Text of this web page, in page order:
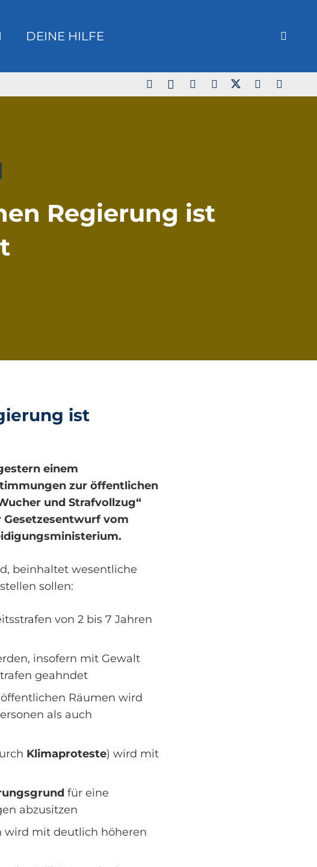
DEINE HILFE
Regierung ist
ist
einem
zur öffentlichen
und Strafvollzug“
Gesetzesentwurf vom
beinhaltet wesentliche
sollen:
von 2 bis 7 Jahren
insofern mit Gewalt
geahndet
Räumen wird
als auch
Klimaproteste) wird mit
für eine
abzusitzen
wird mit deutlich höheren